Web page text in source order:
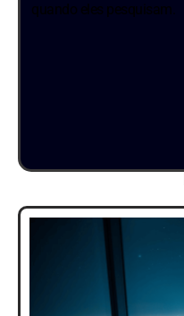
quando eles pesquisam.